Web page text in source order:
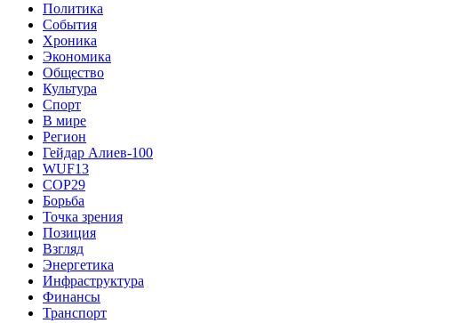
Политика
События
Хроника
Экономика
Общество
Культура
Спорт
В мире
Регион
Гейдар Алиев-100
WUF13
COP29
Борьба
Точка зрения
Позиция
Взгляд
Энергетика
Инфраструктура
Финансы
Транспорт